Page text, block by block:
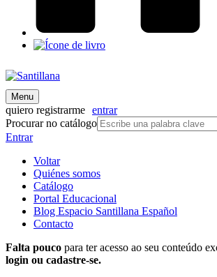
Menu
quiero registrarme entrar
Procurar no catálogo
Entrar
Voltar
Quiénes somos
Catálogo
Portal Educacional
Blog Espacio Santillana Español
Contacto
Falta pouco para ter acesso ao seu conteúdo
login ou cadastre-se.